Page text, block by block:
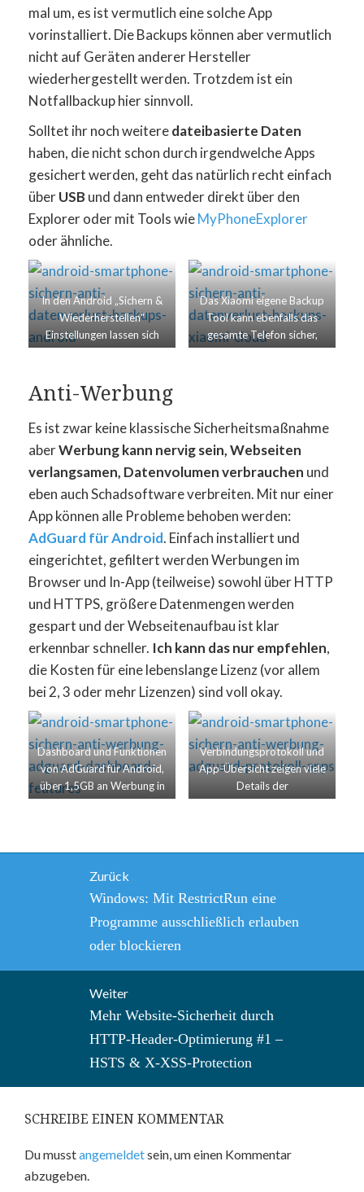
mal um, es ist vermutlich eine solche App
vorinstalliert. Die Backups können aber vermutlich
nicht auf Geräten anderer Hersteller
wiederhergestellt werden. Trotzdem ist ein
Notfallbackup hier sinnvoll.
Solltet ihr noch weiteredateibasierte Daten
haben, die nicht schon durch irgendwelche Apps
gesichert werden, geht das natürlich recht einfach
überUSB und dann entweder direkt über den
Explorer oder mit Tools wieMyPhoneExplorer
oder ähnliche.
In den Android „Sichern &
Wiederherstellen“
Einstellungen lassen sich
vielen Daten inklusive App-
Das Xiaomi eigene Backup
Tool kann ebenfalls das
gesamte Telefon sicher,
auch in die Cloud
Anti-Werbung
Es ist zwar keine klassische Sicherheitsmaßnahme
aberWerbung kann nervig sein, Webseiten
verlangsamen, Datenvolumen verbrauchen und
eben auch Schadsoftware verbreiten. Mit nur einer
App können alle Probleme behoben werden:
AdGuard für Android. Einfach installiert und
eingerichtet, gefiltert werden Werbungen im
Browser und In-App (teilweise) sowohl über HTTP
und HTTPS, größere Datenmengen werden
gespart und der Webseitenaufbau ist klar
erkennbar schneller. Ich kann das nur empfehlen,
die Kosten für eine lebenslange Lizenz (vor allem
bei 2, 3 oder mehr Lizenzen) sind voll okay.
Dashboard und Funktionen
von AdGuard für Android,
über 1,5GB an Werbung in
nur 2 Monaten geblockt
Verbindungsprotokoll und
App-Übersicht zeigen viele
Details der
Datenkommunikation
Zurück
Vorheriger
Beitrag:
Windows: Mit RestrictRun eine
Programme ausschließlich erlauben
oder blockieren
Weiter
Nächster
Beitrag:
Mehr Website-Sicherheit durch
HTTP-Header-Optimierung #1 –
HSTS & X-XSS-Protection
SCHREIBE EINEN KOMMENTAR
Du musstangemeldetsein, um einen Kommentar
abzugeben.